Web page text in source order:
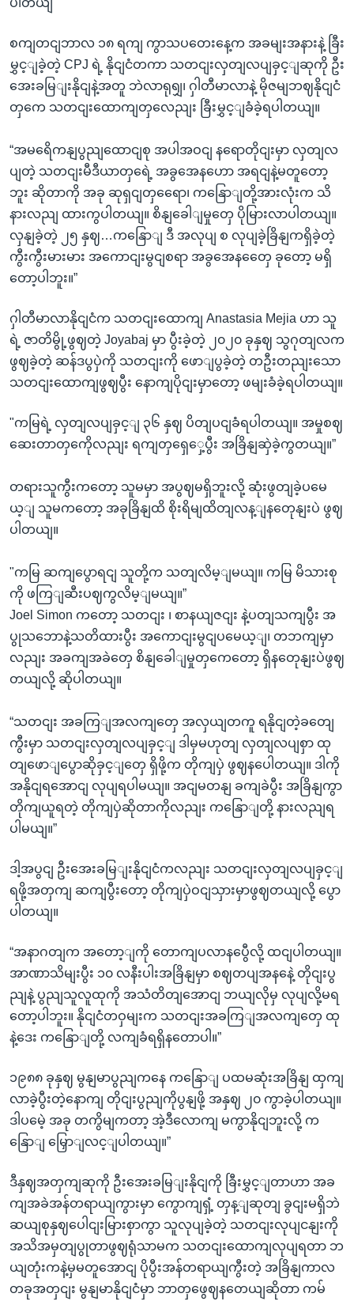
စကျတငျဘာလ ၁၈ ရကျ ကွာသပတေးနေ့က အခမျးအနားနဲ့ ခြီး
မွှင့ျခဲ့တဲ့ CPJ ရဲ့ နိုငျငံတကာ သတငျးလှတျလပျခှင့ျဆုကို ဦး
အေးခမြျးနိုငျနဲ့အတူ ဘဲလာရုရျှ၊ ဂှါတီမာလာနဲ့ မိုဇမျဘဈနိုငျငံ
တှကေ သတငျးထောကျတှလေညျး ခြီးမွှင့ျခံခဲ့ရပါတယျ။
“အမရေိကနျပွညျထောငျစု အပါအဝငျ နရောတိုငျးမှာ လှတျလ
ပျတဲ့ သတငျးမီဒီယာတှရေဲ့ အခွအေနဟော အရငျနဲ့မတူတော့
ဘူး ဆိုတာကို အခု ဆုရှငျတှရေော၊ ကနြောျတို့အားလုံးက သိ
နားလညျ ထားကွပါတယျ။ စိနျခေါျမှုတှေ ပိုမြားလာပါတယျ။
လှနျခဲ့တဲ့ ၂၅ နှဈ…ကနြောျ ဒီ အလုပျ စ လုပျခဲ့ခြိနျကရှိခဲ့တဲ့
ကွီးကွီးမားမား အကောငျးမွငျစရာ အခွအေနတှေေ ခုတော့ မရှိ
တော့ပါဘူး။”
ဂှါတီမာလာနိုငျငံက သတငျးထောကျ Anastasia Mejia ဟာ သူ
ရဲ့ ဇာတိမွို့ဖွဈတဲ့ Joyabaj မှာ ပွီးခဲ့တဲ့ ၂၀၂၀ ခုနှဈ သွဂုတျလက
ဖွဈခဲ့တဲ့ ဆန်ဒပွပှဲကို သတငျးကို ဖောျပွခဲ့တဲ့ တဦးတညျးသော
သတငျးထောကျဖွဈပွီး နောကျပိုငျးမှာတော့ ဖမျးခံခဲ့ရပါတယျ။
"ကမြရဲ့ လှတျလပျခှင့ျ ၃၆ နှဈ ပိတျပငျခံရပါတယျ။ အမှုစဈ
ဆေးတာတှကေိုလညျး ရကျတှရှေှေ့ပွီး အခြိနျဆှဲခဲ့ကွတယျ။”
တရားသူကွီးကတော့ သူမမှာ အပွဈမရှိဘူးလို့ ဆုံးဖွတျခဲ့ပမေ
ယ့ျ သူမကတော့ အခုခြိနျထိ စိုးရိမျထိတျလန့ျနတေုနျးပဲ ဖွဈ
ပါတယျ။
"ကမြ ဆကျပွောရငျ သူတို့က သတျလိမ့ျမယျ။ ကမြ မိသားစု
ကို ဖကြျဆီးပဈကွလိမ့ျမယျ။”
Joel Simon ကတော့ သတငျး ၊ စာနယျဇငျး နဲ့ပတျသကျပွီး အ
ပွုသဘောနဲ့သတိထားပွီး အကောငျးမွငျပမေယ့ျ၊ တဘကျမှာ
လညျး အခကျအခဲတှေ စိနျခေါျမှုတှကေတော့ ရှိနတေုနျးပဲဖွဈ
တယျလို့ ဆိုပါတယျ။
“သတငျး အခကြျအလကျတှေ အလှယျတကူ ရနိုငျတဲ့ခတျေ
ကွီးမှာ သတငျးလှတျလပျခှင့ျ ဒါမှမဟုတျ လှတျလပျစှာ ထု
တျဖောျပွောဆိုခှင့ျတှေ ရှိဖို့က တိုကျပှဲ ဖွဈနပေါတယျ။ ဒါကို
အနိုငျရအောငျ လုပျရပါမယျ။ အငျမတနျ ခကျခဲပွီး အခြိနျကွာ
တိုကျယူရတဲ့ တိုကျပှဲဆိုတာကိုလညျး ကနြောျတို့ နားလညျရ
ပါမယျ။”
ဒါ့အပွငျ ဦးအေးခမြျးနိုငျငံကလညျး သတငျးလှတျလပျခှင့ျ
ရဖို့အတှကျ ဆကျပွီးတော့ တိုကျပှဲဝငျသှားမှာဖွဈတယျလို့ ပွော
ပါတယျ။
“အနာဂတျက အတော့ျကို တောကျပလာနပွေီလို့ ထငျပါတယျ။
အာဏာသိမျးပွီး ၁၀ လနီးပါးအခြိနျမှာ စဈတပျအနနေဲ့ တိုငျးပွ
ညျနဲ့ ပွညျသူလူထုကို အသံတိတျအောငျ ဘယျလိုမှ လုပျလို့မရ
တော့ပါဘူး။ နိုငျငံတဝှမျးက သတငျးအခကြျအလကျတှေ ထု
နဲ့ဒေး ကနြောျတို့ လကျခံရရှိနတောပါ။”
၁၉၈၈ ခုနှဈ မွနျမာပွညျကနေ ကနြောျ ပထမဆုံးအခြိနျ ထှကျ
လာခဲ့ပွီးတဲ့နောကျ တိုငျးပွညျကိုပွနျဖို့ အနှဈ ၂၀ ကွာခဲ့ပါတယျ။
ဒါပမေဲ့ အခု တကွိမျကတာ့ အဲ့ဒီလောကျ မကွာနိုငျဘူးလို့ က
နြောျ မြှောျလင့ျပါတယျ။”
ဒီနှဈအတှကျဆုကို ဦးအေးခမြျးနိုငျကို ခြီးမွှင့ျတာဟာ အခ
ကျအခဲအန်တရာယျကွားမှာ ကွောကျရှံ့ တှန့ျဆုတျ ခွငျးမရှိဘဲ
ဆယျစုနှဈပေါငျးမြားစှာကွာ သူလုပျခဲ့တဲ့ သတငျးလုပျငနျးကို
အသိအမှတျပွုတာဖွဈရုံသာမက သတငျးထောကျလုပျရတာ ဘ
ယျတုံးကနဲ့မှမတူအောငျ ပိုပွီးအန်တရာယျကွီးတဲ့ အခြိနျကာလ
တခုအတှငျး မွနျမာနိုငျငံမှာ ဘာတှဖွေဈနတေယျဆိုတာ ကမ်